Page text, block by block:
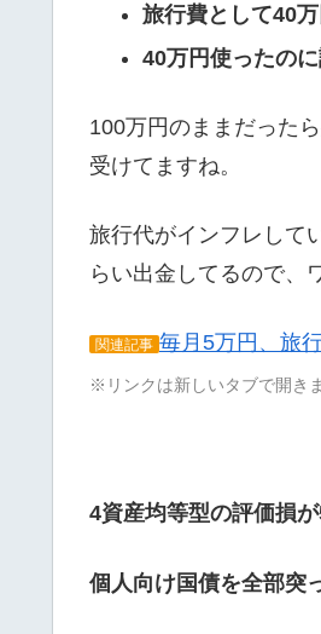
旅行費として40
40万円使ったの
100万円のままだった
受けてますね。
旅行代がインフレして
らい出金してるので、
関連記事 毎月5万円、旅
※リンクは新しいタブで開き
4資産均等型の評価損
個人向け国債を全部突